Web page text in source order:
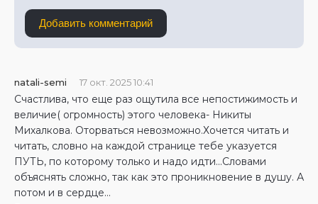
Добавить комментарий
natali-semi 17 окт. 2025 10:41
Счастлива, что еще раз ощутила все непостижимость и
величие( огромность) этого человека- Никиты
Михалкова. Оторваться невозможно.Хочется читать и
читать, словно на каждой странице тебе указуется
ПУТЬ, по которому только и надо идти...Словами
объяснять сложно, так как это проникновение в душу. А
потом и в сердце...